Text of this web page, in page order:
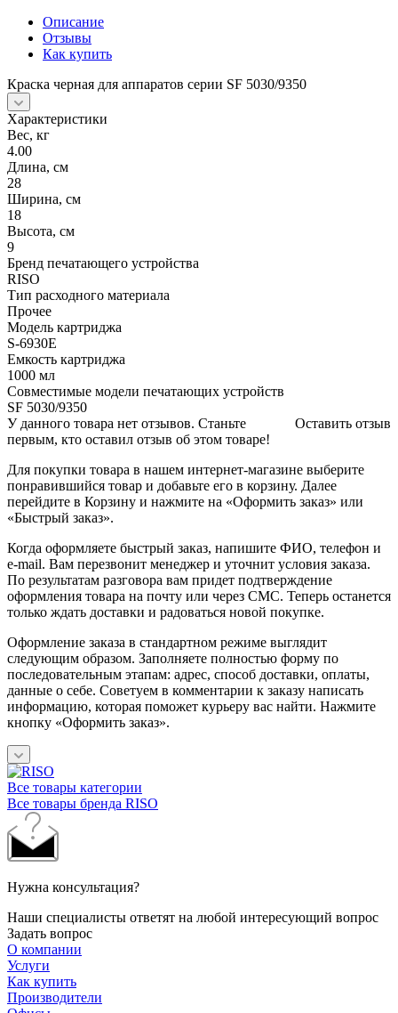
Описание
Отзывы
Как купить
Краска черная для аппаратов серии SF 5030/9350
Характеристики
Вес, кг
4.00
Длина, см
28
Ширина, см
18
Высота, см
9
Бренд печатающего устройства
RISO
Тип расходного материала
Прочее
Модель картриджа
S-6930E
Емкость картриджа
1000 мл
Совместимые модели печатающих устройств
SF 5030/9350
Оставить отзыв
У данного товара нет отзывов. Станьте
первым, кто оставил отзыв об этом товаре!
Для покупки товара в нашем интернет-магазине выберите
понравившийся товар и добавьте его в корзину. Далее
перейдите в Корзину и нажмите на «Оформить заказ» или
«Быстрый заказ».
Когда оформляете быстрый заказ, напишите ФИО, телефон и
e-mail. Вам перезвонит менеджер и уточнит условия заказа.
По результатам разговора вам придет подтверждение
оформления товара на почту или через СМС. Теперь останется
только ждать доставки и радоваться новой покупке.
Оформление заказа в стандартном режиме выглядит
следующим образом. Заполняете полностью форму по
последовательным этапам: адрес, способ доставки, оплаты,
данные о себе. Советуем в комментарии к заказу написать
информацию, которая поможет курьеру вас найти. Нажмите
кнопку «Оформить заказ».
Все товары категории
Все товары бренда RISO
Нужна консультация?
Наши специалисты ответят на любой интересующий вопрос
Задать вопрос
О компании
Услуги
Как купить
Производители